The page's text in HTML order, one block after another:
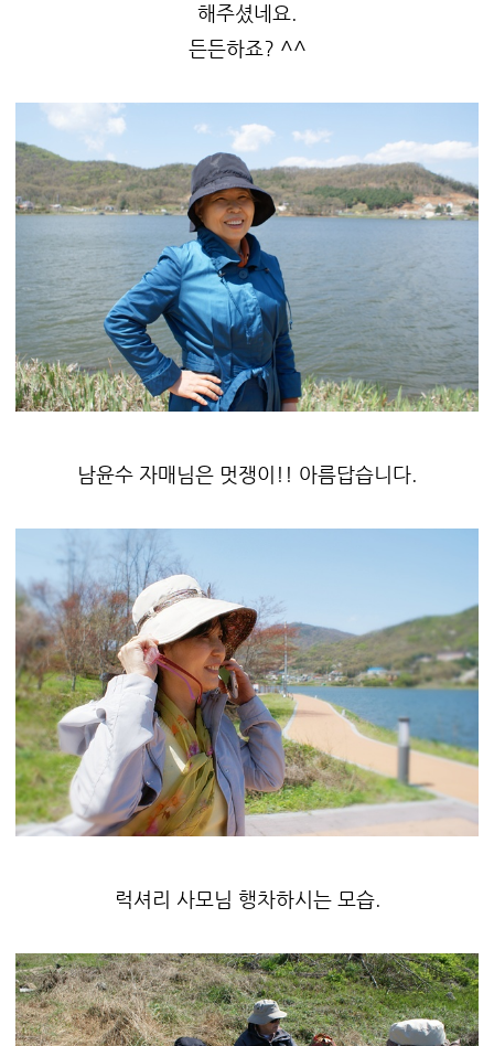
해주셨네요.
든든하죠? ^^
남윤수 자매님은 멋쟁이!! 아름답습니다.
럭셔리 사모님 행차하시는 모습.